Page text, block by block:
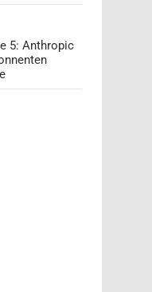
5: Anthropic